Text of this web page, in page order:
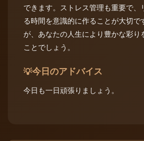
できます。ストレス管理も重要で、
る時間を意識的に作ることが大切で
が、あなたの人生により豊かな彩り
ことでしょう。
💡今日のアドバイス
今日も一日頑張りましょう。